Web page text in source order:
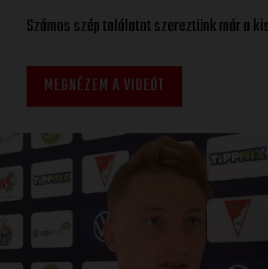
Számos szép találatot szereztünk már a
MEGNÉZEM A VIDEÓT